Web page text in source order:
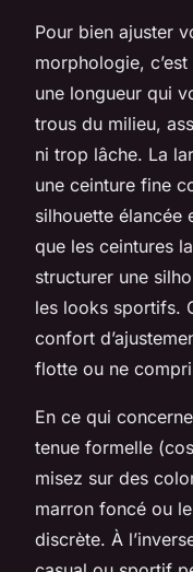
Pour bien ajuster
morphologie,
une longueur qui
trous du milieu,
ni trop lâche. La
une ceinture fine
silhouette élancée
que les ceintures
structurer une
les looks sportifs.
confort
flotte ou ne
En ce qui
tenue formelle
misez sur des
marron foncé ou
discrète. À